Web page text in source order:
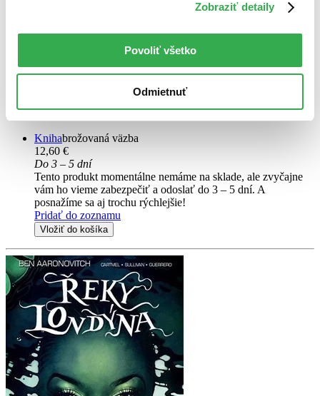
Zobraziť detaily
Povoliť všetko
Odmietnuť
Řeky Londýna: Komiks
Grant patří k velmi zvláštní londýnské policejní jednotce. Je na plný
úvazek policistou, na částečný čarodějem. Pracuje na velmi
nejrozmanitějšími podivnostmi, které vyhřezávají z temného...
Knihabrožovaná väzba
12,60 €
Do 3 – 5 dní
Tento produkt momentálne nemáme na sklade, ale zvyčajne
vám ho vieme zabezpečiť a odoslať do 3 – 5 dní. A
posnažíme sa aj trochu rýchlejšie!
Pridať do zoznamu
Vložiť do košíka